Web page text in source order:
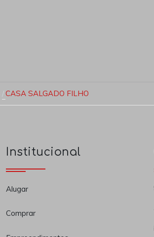
CASA SALGADO FILHO
Institucional
Alugar
Comprar